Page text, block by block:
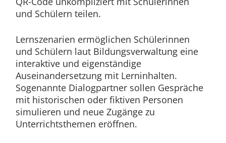
und Schülern teilen.
Lernszenarien ermöglichen Schülerinnen
und Schülern laut Bildungsverwaltung eine
interaktive und eigenständige
Auseinandersetzung mit Lerninhalten.
Sogenannte Dialogpartner sollen Gespräche
mit historischen oder fiktiven Personen
simulieren und neue Zugänge zu
Unterrichtsthemen eröffnen.